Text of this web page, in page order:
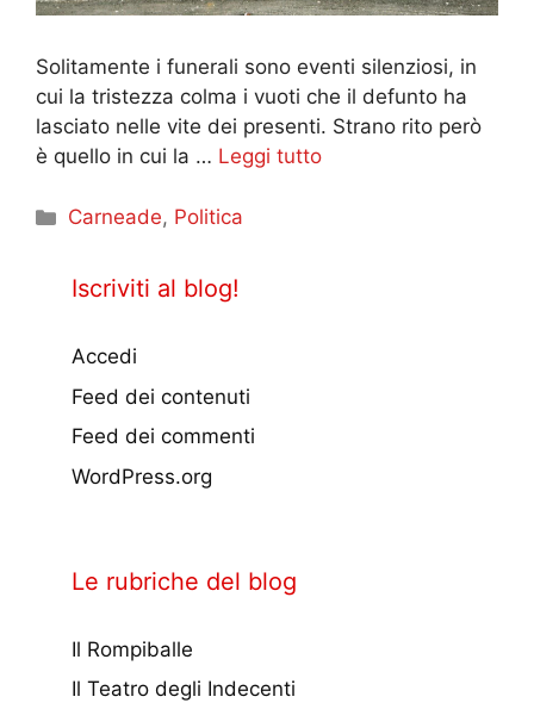
Solitamente i funerali sono eventi silenziosi, in
cui la tristezza colma i vuoti che il defunto ha
lasciato nelle vite dei presenti. Strano rito però
è quello in cui la … Leggi tutto
Categorie
Carneade, Politica
Iscriviti al blog!
Accedi
Feed dei contenuti
Feed dei commenti
WordPress.org
Le rubriche del blog
Il Rompiballe
Il Teatro degli Indecenti